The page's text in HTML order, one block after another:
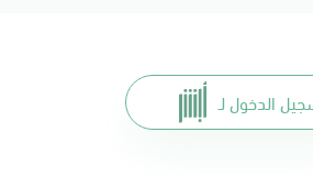
الدخول لـ